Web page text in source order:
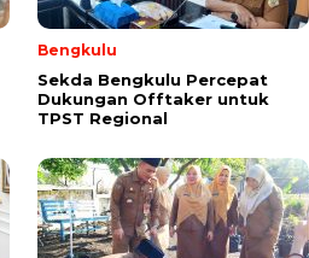
Bengkulu
Sekda Bengkulu Percepat
Dukungan Offtaker untuk
TPST Regional